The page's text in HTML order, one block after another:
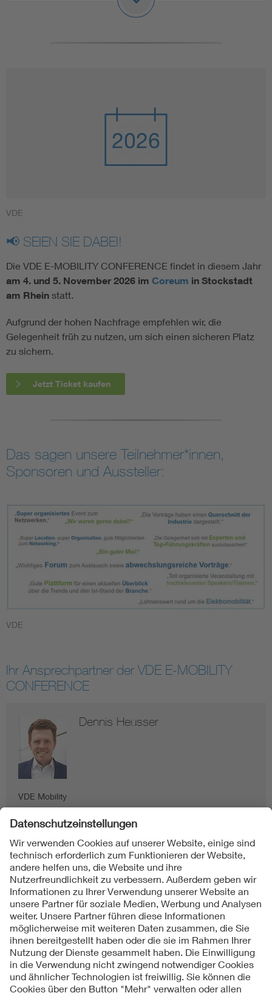
VDE
📢 SEIEN SIE DABEI!
Die VDE E-MOBILITY CONFERENCE findet in diesem Jahr
am 4. und 5. November 2026 im Coreum in Stockstadt
am Rhein statt.
Aufgrund der hohen Nachfrage empfehlen wir, die
Gelegenheit früh zu nutzen, um sich einen sicheren Platz
zu sichern.
Jetzt Ticket kaufen
Das sagen unsere Teilnehmer*innen,
Sponsoren und Aussteller:
VDE
Ihr Ansprechpartner der VDE E-MOBILITY
CONFERENCE
Dennis Heusser
VDE Mobility
Folgen Sie uns